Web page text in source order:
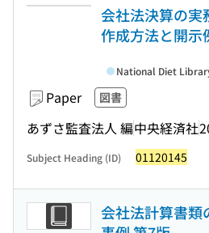
会社法決算の実
作成方法と開示
Paper 図書
あずさ監査法人 編中央経済社
National Diet
Subject Heading (ID) 01120145
会社法計算書類